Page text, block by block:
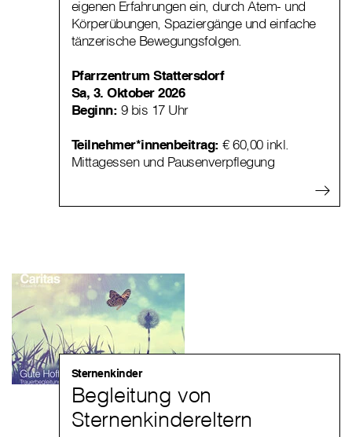
eigenen Erfahrungen ein, durch Atem- und
Körperübungen, Spaziergänge und einfache
tänzerische Bewegungsfolgen.
Pfarrzentrum Stattersdorf
Sa, 3. Oktober 2026
Beginn: 9 bis 17 Uhr
Teilnehmer*innenbeitrag:€ 60,00 inkl.
Mittagessen und Pausenverpflegung
Sternenkinder
Begleitung von
Sternenkindereltern